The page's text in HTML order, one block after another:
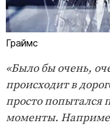
Граймс
«Было бы очень,
происходит в
просто попытался
моменты.